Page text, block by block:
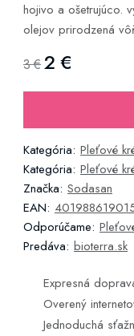
hojivo a ošetrujúco.
olejov prirodzená
3 €2 €
Kategória: Pleťové
Kategória: Pleťové
Značka: Sodasan
EAN:
Odporúčame:
Predáva: bioterra.sk
Expresná
Overený
Jednoduchá